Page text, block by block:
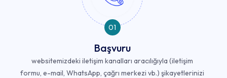
01
Başvuru
websitemizdeki iletişim kanalları aracılığıyla (iletişim
formu, e-mail, WhatsApp, çağrı merkezi vb.) şikayetlerinizi